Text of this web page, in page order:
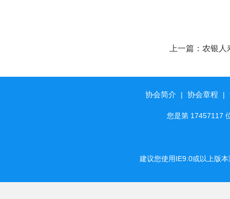
上一篇： 农银人
协会简介 | 协会章程 |
您是第 17457117
建议您使用IE9.0或以上版